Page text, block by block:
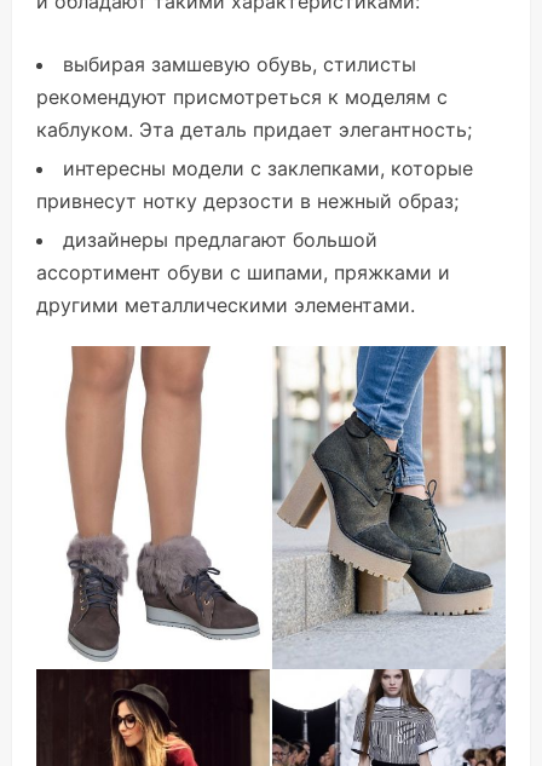
выбирая замшевую обувь, стилисты
рекомендуют присмотреться к моделям с
каблуком. Эта деталь придает элегантность;
интересны модели с заклепками, которые
привнесут нотку дерзости в нежный образ;
дизайнеры предлагают большой
ассортимент обуви с шипами, пряжками и
другими металлическими элементами.